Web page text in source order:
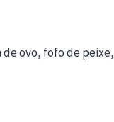
ovo, fofo de peixe,